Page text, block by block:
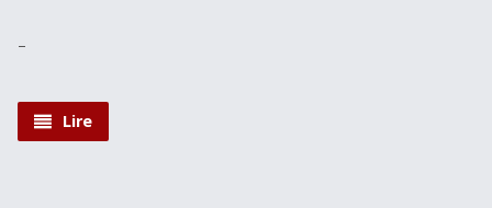
–
Lire